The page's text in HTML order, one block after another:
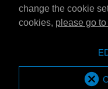
change the cookie
cookies, please go
MPM Oil is part of